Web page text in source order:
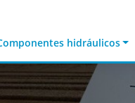
hidráulicos